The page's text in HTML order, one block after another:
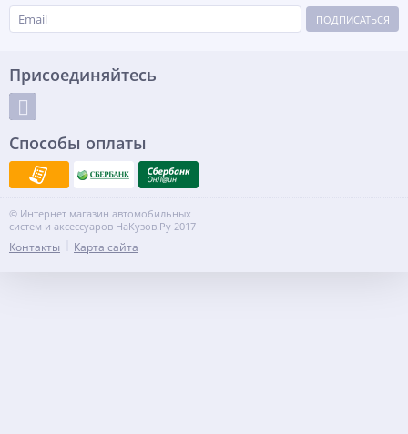
ПОДПИСАТЬСЯ
Присоединяйтесь
Способы оплаты
© Интернет магазин автомобильных
систем и аксессуаров НаКузов.Ру 2017
Контакты Карта сайта